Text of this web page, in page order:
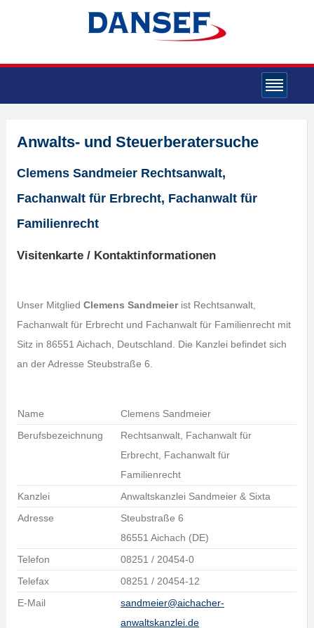
Anwalts- und Steuerberatersuche
Clemens Sandmeier Rechtsanwalt,
Fachanwalt für Erbrecht, Fachanwalt für
Familienrecht
Visitenkarte / Kontaktinformationen
Unser Mitglied Clemens Sandmeierist Rechtsanwalt,
Fachanwalt für Erbrecht und Fachanwalt für Familienrecht mit
Sitz in 86551 Aichach, Deutschland. Die Kanzlei befindet sich
an der Adresse Steubstraße 6.
Name
Clemens Sandmeier
Berufsbezeichnung
Rechtsanwalt, Fachanwalt für
Erbrecht, Fachanwalt für
Familienrecht
Kanzlei
Anwaltskanzlei Sandmeier & Sixta
Adresse
Steubstraße 6
86551 Aichach (DE)
Telefon
08251 / 20454-0
Telefax
08251 / 20454-12
E-Mail
sandmeier@aichacher-
anwaltskanzlei.de